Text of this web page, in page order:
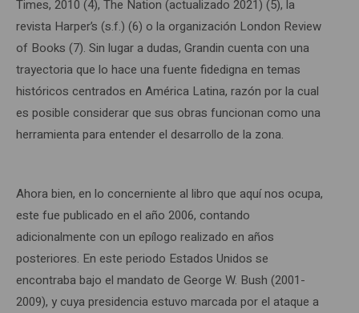
Times, 2010 (4), The Nation (actualizado 2021) (5), la
revista Harper’s (s.f.) (6) o la organización London Review
of Books (7). Sin lugar a dudas, Grandin cuenta con una
trayectoria que lo hace una fuente fidedigna en temas
históricos centrados en América Latina, razón por la cual
es posible considerar que sus obras funcionan como una
herramienta para entender el desarrollo de la zona.
Ahora bien, en lo concerniente al libro que aquí nos ocupa,
este fue publicado en el año 2006, contando
adicionalmente con un epílogo realizado en años
posteriores. En este periodo Estados Unidos se
encontraba bajo el mandato de George W. Bush (2001-
2009), y cuya presidencia estuvo marcada por el ataque a